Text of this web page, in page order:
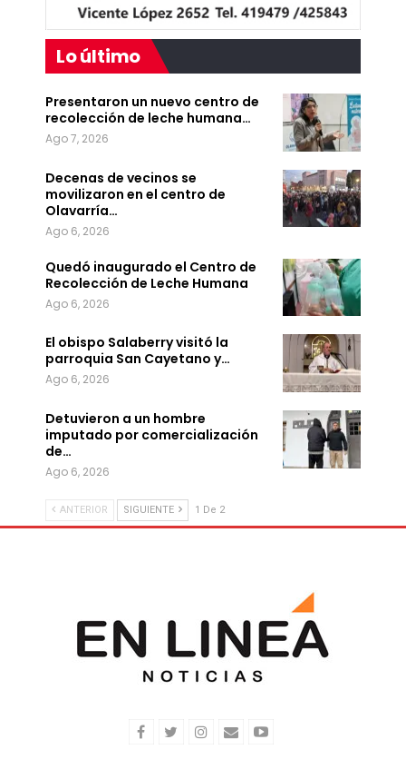
Lo último
Presentaron un nuevo centro de
recolección de leche humana…
Ago 7, 2026
Decenas de vecinos se
movilizaron en el centro de
Olavarría…
Ago 6, 2026
Quedó inaugurado el Centro de
Recolección de Leche Humana
Ago 6, 2026
El obispo Salaberry visitó la
parroquia San Cayetano y…
Ago 6, 2026
Detuvieron a un hombre
imputado por comercialización
de…
Ago 6, 2026
ANTERIOR SIGUIENTE 1 De 2